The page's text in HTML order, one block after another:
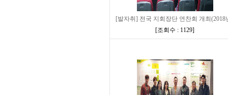
[발자취] 전국 지회장단 연찬회 개최(2018
[조회수 : 1129]